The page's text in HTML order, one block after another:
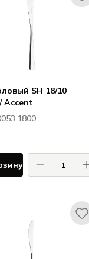
SH 18/10
Accent